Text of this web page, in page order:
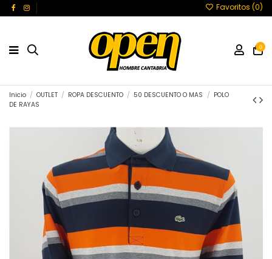
Favoritos (0)
0
Inicio OUTLET ROPA DESCUENTO 50 DESCUENTO O MAS
POLO
DE RAYAS